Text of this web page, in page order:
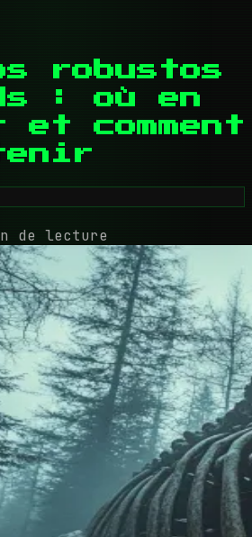
robustos
: où en
et comment
de lecture